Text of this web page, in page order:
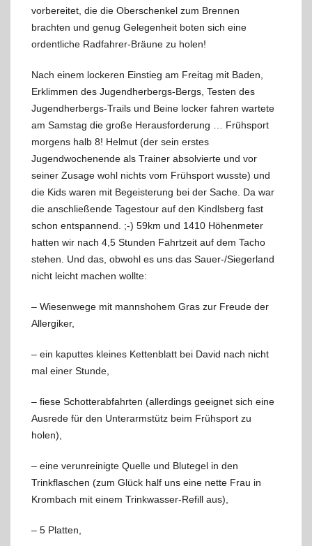
vorbereitet, die die Oberschenkel zum Brennen
brachten und genug Gelegenheit boten sich eine
ordentliche Radfahrer-Bräune zu holen!
Nach einem lockeren Einstieg am Freitag mit Baden,
Erklimmen des Jugendherbergs-Bergs, Testen des
Jugendherbergs-Trails und Beine locker fahren wartete
am Samstag die große Herausforderung … Frühsport
morgens halb 8! Helmut (der sein erstes
Jugendwochenende als Trainer absolvierte und vor
seiner Zusage wohl nichts vom Frühsport wusste) und
die Kids waren mit Begeisterung bei der Sache. Da war
die anschließende Tagestour auf den Kindlsberg fast
schon entspannend. ;-) 59km und 1410 Höhenmeter
hatten wir nach 4,5 Stunden Fahrtzeit auf dem Tacho
stehen. Und das, obwohl es uns das Sauer-/Siegerland
nicht leicht machen wollte:
– Wiesenwege mit mannshohem Gras zur Freude der
Allergiker,
– ein kaputtes kleines Kettenblatt bei David nach nicht
mal einer Stunde,
– fiese Schotterabfahrten (allerdings geeignet sich eine
Ausrede für den Unterarmstütz beim Frühsport zu
holen),
– eine verunreinigte Quelle und Blutegel in den
Trinkflaschen (zum Glück half uns eine nette Frau in
Krombach mit einem Trinkwasser-Refill aus),
– 5 Platten,